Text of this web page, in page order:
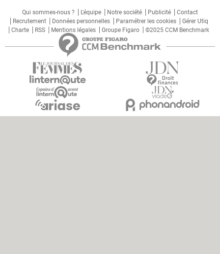
Qui sommes-nous ? L'équipe Notre société Publicité
Contact
Recrutement
Données personnelles Paramétrer les cookies
Gérer Utiq
Charte
RSS Mentions légales Groupe Figaro ©2025 CCM Benchmark